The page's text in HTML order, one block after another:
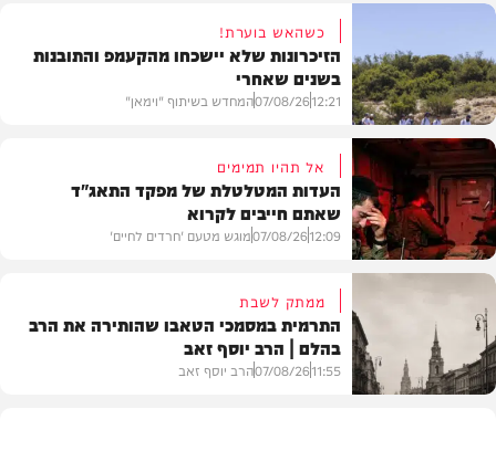
וידאו
כשהאש בוערת!
הזיכרונות שלא יישכחו מהקעמפ והתובנות
בשנים שאחרי
12:21
07/08/26המחדש בשיתוף "וימאן"
דעות
אל תהיו תמימים
העדות המטלטלת של מפקד התאג"ד
שאתם חייבים לקרוא
12:09
07/08/26מוגש מטעם 'חרדים לחיים'
ממתק לשבת
התרמית במסמכי הטאבו שהותירה את הרב
בהלם | הרב יוסף זאב
11:55
07/08/26הרב יוסף זאב